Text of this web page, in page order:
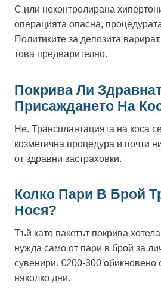
С или неконтролирана
операцията опасна,
Политиките за депозита
това предварително.
Покрива Ли
Присаждането На
Не. Трансплантацията на коса
козметична процедура и почти
от здравни застраховки.
Колко Пари В Брой
Нося?
Тъй като пакетът покрива
нужда само от пари в брой за
сувенири. €200-300 обикновено
няколко дни.